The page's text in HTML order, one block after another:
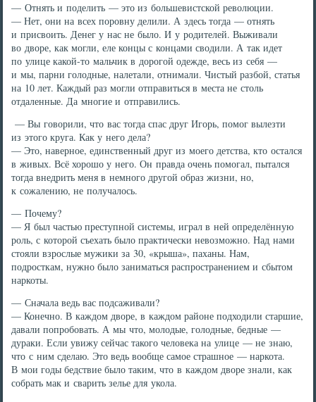
— Отнять и поделить — это из большевистской революции.
— Нет, они на всех поровну делили. А здесь тогда — отнять
и присвоить. Денег у нас не было. И у родителей. Выживали
во дворе, как могли, еле концы с концами сводили. А так идет
по улице какой-то мальчик в дорогой одежде, весь из себя —
и мы, парни голодные, налетали, отнимали. Чистый разбой, статья
на 10 лет. Каждый раз могли отправиться в места не столь
отдаленные. Да многие и отправились.
— Вы говорили, что вас тогда спас друг Игорь, помог вылезти
из этого круга. Как у него дела?
— Это, наверное, единственный друг из моего детства, кто остался
в живых. Всё хорошо у него. Он правда очень помогал, пытался
тогда внедрить меня в немного другой образ жизни, но,
к сожалению, не получалось.
— Почему?
— Я был частью преступной системы, играл в ней определённую
роль, с которой съехать было практически невозможно. Над нами
стояли взрослые мужики за 30, «крыша», паханы. Нам,
подросткам, нужно было заниматься распространением и сбытом
наркоты.
— Сначала ведь вас подсаживали?
— Конечно. В каждом дворе, в каждом районе подходили старшие,
давали попробовать. А мы что, молодые, голодные, бедные —
дураки. Если увижу сейчас такого человека на улице — не знаю,
что с ним сделаю. Это ведь вообще самое страшное — наркота.
В мои годы бедствие было таким, что в каждом дворе знали, как
собрать мак и сварить зелье для укола.